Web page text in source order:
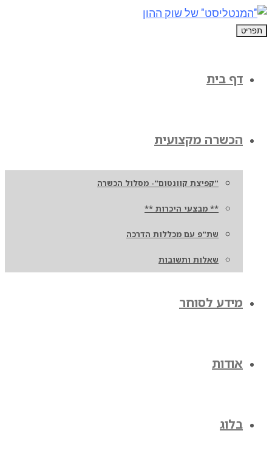
תפריט
דף בית
הכשרה מקצועית
"קפיצת קוונטום"- מסלול הכשרה
** מבצעי היכרות **
שת"פ עם מכללות הדרכה
שאלות ותשובות
מידע לסוחר
אודות
בלוג